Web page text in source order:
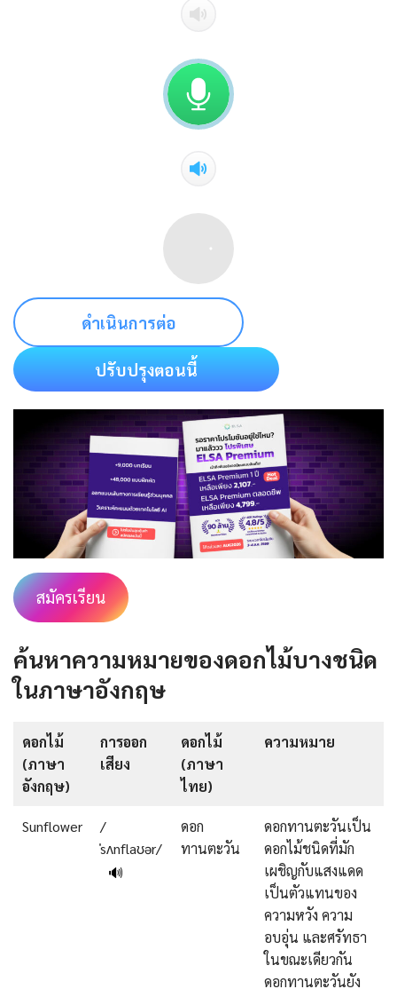
ดำเนินการต่อ
ปรับปรุงตอนนี้
สมัครเรียน
ค้นหาความหมายของดอกไม้บางชนิด
ในภาษาอังกฤษ
ดอกไม้
(ภาษา
อังกฤษ)
การออก
เสียง
ดอกไม้
(ภาษา
ไทย)
ความหมาย
Sunflower
/
ˈsʌnflaʊər/
🔊
ดอก
ทานตะวัน
ดอกทานตะวันเป็น
ดอกไม้ชนิดที่มัก
เผชิญกับแสงแดด
เป็นตัวแทนของ
ความหวัง ความ
อบอุ่น และศรัทธา
ในขณะเดียวกัน
ดอกทานตะวันยัง